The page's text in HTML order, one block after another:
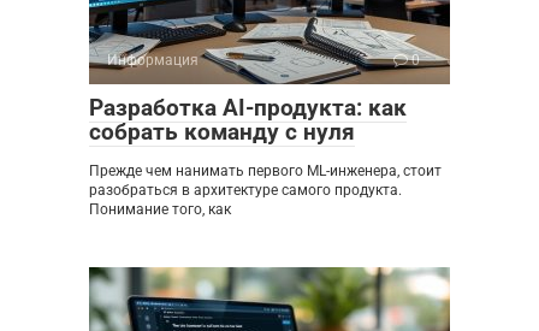
Информация 0
Разработка AI-продукта: как
собрать команду с нуля
Прежде чем нанимать первого ML-инженера, стоит
разобраться в архитектуре самого продукта.
Понимание того, как